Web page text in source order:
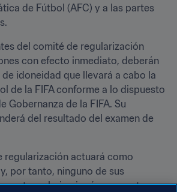
de Fútbol (AFC) y a las partes
del comité de regularización
con efecto inmediato, deberán
idoneidad que llevará a cabo la
de la FIFA conforme a lo dispuesto
Gobernanza de la FIFA. Su
del resultado del examen de
regularización actuará como
por tanto, ninguno de sus
bajo ningún concepto